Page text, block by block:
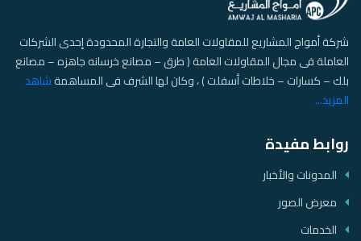
شركة أمواج المشاريع للمقاولات العامة والتجارة المحدودة إحدى الشركات
العاملة فى مجال المقاولات العامة ( طرق – مصانع خرسانه جاهزه – مصانع
بلك – كسارات – خلاطات أسفلت ) ، وكان لها الشرف فى المساهمةشاهد
المزيد...
روابط مفيدة
المدونات والأخبار
معرض الصور
الخدمات